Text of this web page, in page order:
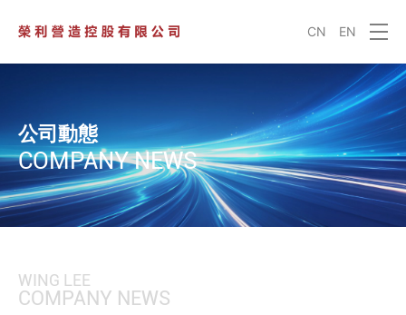
CN EN
公司動態
COMPANY NEWS
WING LEE
COMPANY NEWS